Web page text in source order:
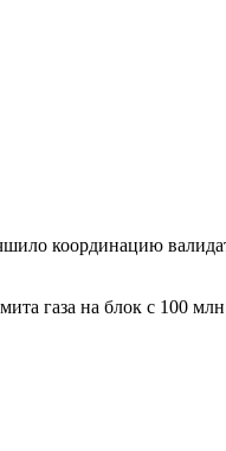
координацию
газа на блок с 100